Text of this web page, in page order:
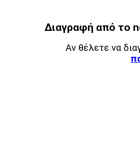
Διαγραφή από το
Αν θέλετε να